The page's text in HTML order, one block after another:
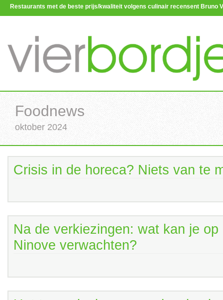
Restaurants met de beste prijs/kwaliteit volgens culinair recensent Bruno
Foodnews
oktober 2024
Crisis in de horeca? Niets van te
Na de verkiezingen: wat kan je
Ninove verwachten?